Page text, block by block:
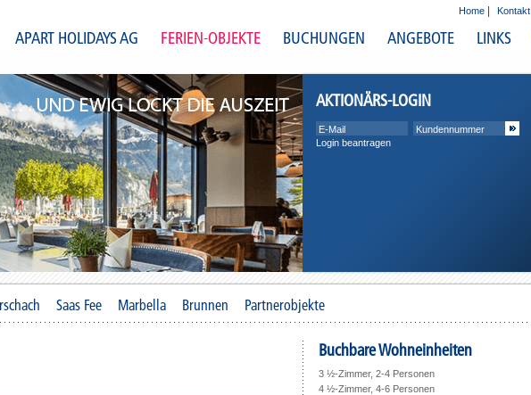
Home Kontakt
APART HOLIDAYS AG FERIEN-OBJEKTE BUCHUNGEN ANGEBOTE LINKS
AKTIONÄRS-LOGIN
Login beantragen
Saas Fee Marbella Brunnen Partnerobjekte
Buchbare Wohneinheiten
3 ½-Zimmer, 2-4 Personen
4 ½-Zimmer, 4-6 Personen